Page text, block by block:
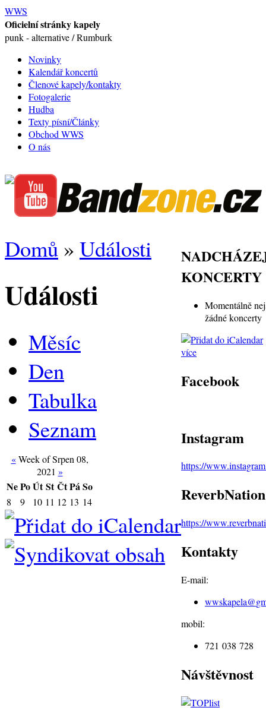
WWS
Oficielní stránky kapely
punk - alternative / Rumburk
Novinky
Kalendář koncertů
Členové kapely/kontakty
Fotogalerie
Hudba
Texty písní/Články
Obchod WWS
O nás
Domů » Události
Události
Měsíc
Den
Tabulka
Seznam
«Week of Srpen 08,
2021 »
NePoÚt St ČtPáSo
8 9 10 11 12 13 14
KONCERTY
Momentálně
žádné koncerty
více
Facebook
Instagram
https://
ReverbNation
https://
Kontakty
E-mail:
wwskapela@
mobil:
721 038 728
Návštěvnost